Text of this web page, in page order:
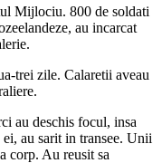
Mijlociu. 800 de soldati
au incarcat
trei zile. Calaretii aveau
au deschis focul, insa
au sarit in transee. Unii
corp. Au reusit sa